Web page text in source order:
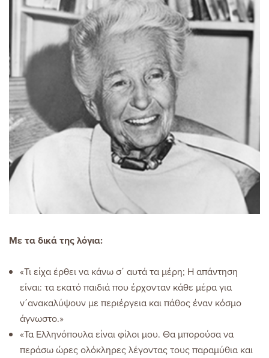
Με τα δικά της λόγια:
«Τι είχα έρθει να κάνω σ΄ αυτά τα μέρη; Η απάντηση
είναι: τα εκατό παιδιά που έρχονταν κάθε μέρα για
ν΄ανακαλύψουν με περιέργεια και πάθος έναν κόσμο
άγνωστο.»
«Τα Ελληνόπουλα είναι φίλοι μου. Θα μπορούσα να
περάσω ώρες ολόκληρες λέγοντας τους παραμύθια και